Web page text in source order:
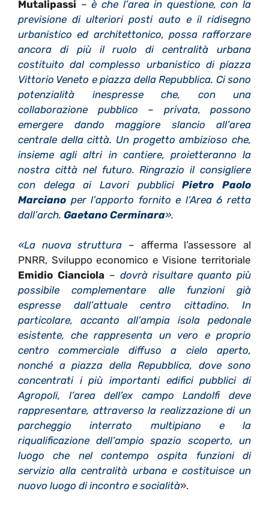
Mutalipassi –è che l’area in questione, con la
previsione di ulteriori posti auto e il ridisegno
urbanistico ed architettonico, possa rafforzare
ancora di più il ruolo di centralità urbana
costituito dal complesso urbanistico di piazza
Vittorio Veneto e piazza della Repubblica. Ci sono
potenzialità inespresse che, con una
collaborazione pubblico – privata, possono
emergere dando maggiore slancio all’area
centrale della città. Un progetto ambizioso che,
insieme agli altri in cantiere, proietteranno la
nostra città nel futuro. Ringrazio il consigliere
con delega ai Lavori pubbliciPietro Paolo
Marciano per l’apporto fornito e l’Area 6 retta
dall’arch. Gaetano Cerminara».
«La nuova struttura – afferma l’assessore al
PNRR, Sviluppo economico e Visione territoriale
Emidio Cianciola – dovrà risultare quanto più
possibile complementare alle funzioni già
espresse dall’attuale centro cittadino. In
particolare, accanto all’ampia isola pedonale
esistente, che rappresenta un vero e proprio
centro commerciale diffuso a cielo aperto,
nonché a piazza della Repubblica, dove sono
concentrati i più importanti edifici pubblici di
Agropoli, l’area dell’ex campo Landolfi deve
rappresentare, attraverso la realizzazione di un
parcheggio interrato multipiano e la
riqualificazione dell’ampio spazio scoperto, un
luogo che nel contempo ospita funzioni di
servizio alla centralità urbana e costituisce un
nuovo luogo di incontro e socialità».